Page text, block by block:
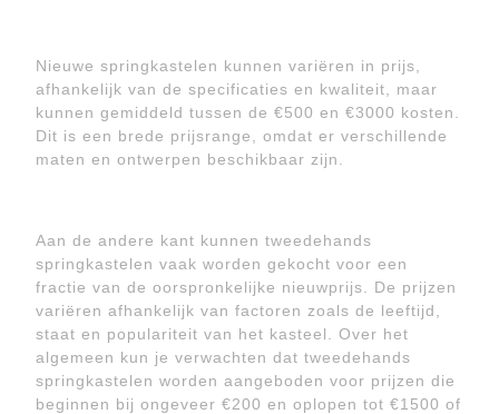
Nieuwe springkastelen kunnen variëren in prijs,
afhankelijk van de specificaties en kwaliteit, maar
kunnen gemiddeld tussen de €500 en €3000 kosten.
Dit is een brede prijsrange, omdat er verschillende
maten en ontwerpen beschikbaar zijn.
Aan de andere kant kunnen tweedehands
springkastelen vaak worden gekocht voor een
fractie van de oorspronkelijke nieuwprijs. De prijzen
variëren afhankelijk van factoren zoals de leeftijd,
staat en populariteit van het kasteel. Over het
algemeen kun je verwachten dat tweedehands
springkastelen worden aangeboden voor prijzen die
beginnen bij ongeveer €200 en oplopen tot €1500 of